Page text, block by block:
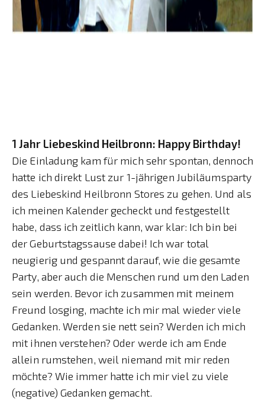
1 Jahr Liebeskind Heilbronn: Happy Birthday!
Die Einladung kam für mich sehr spontan, dennoch
hatte ich direkt Lust zur 1-jährigen Jubiläumsparty
des Liebeskind Heilbronn Stores zu gehen. Und als
ich meinen Kalender gecheckt und festgestellt
habe, dass ich zeitlich kann, war klar: Ich bin bei
der Geburtstagssause dabei! Ich war total
neugierig und gespannt darauf, wie die gesamte
Party, aber auch die Menschen rund um den Laden
sein werden. Bevor ich zusammen mit meinem
Freund losging, machte ich mir mal wieder viele
Gedanken. Werden sie nett sein? Werden ich mich
mit ihnen verstehen? Oder werde ich am Ende
allein rumstehen, weil niemand mit mir reden
möchte? Wie immer hatte ich mir viel zu viele
(negative) Gedanken gemacht.